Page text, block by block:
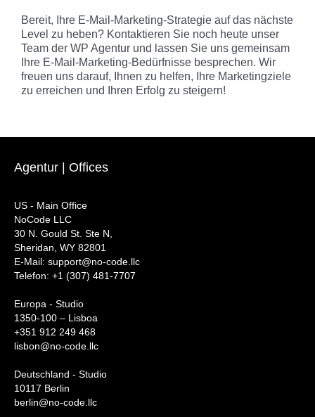
Bereit, Ihre E-Mail-Marketing-Strategie auf das nächste
Level zu heben? Kontaktieren Sie noch heute unser
Team der WP Agentur und lassen Sie uns gemeinsam
Ihre E-Mail-Marketing-Bedürfnisse besprechen. Wir
freuen uns darauf, Ihnen zu helfen, Ihre Marketingziele
zu erreichen und Ihren Erfolg zu steigern!
Agentur | Offices
US - Main Office
NoCode LLC
30 N. Gould St. Ste N,
Sheridan, WY 82801
‍E-Mail: support@no-code.llc
Telefon: +1 (307) 481-7707
Europa - Studio
1350-100 – Lisboa
+351 912 249 468
lisbon@no-code.llc
Deutschland - Studio
10117 Berlin
berlin@no-code.llc